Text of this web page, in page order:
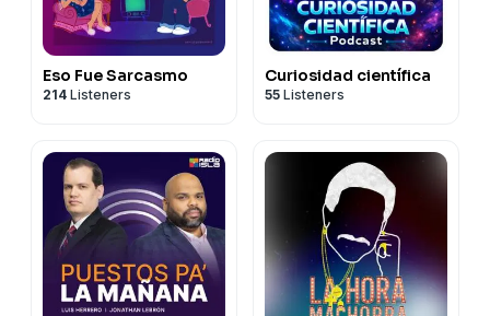
Eso Fue Sarcasmo
214 Listeners
Curiosidad científica
55 Listeners